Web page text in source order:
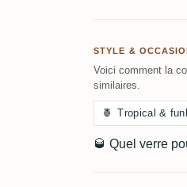
STYLE &
Voici comment la
similaires.
🍍 Tropical &
🥃 Quel verre